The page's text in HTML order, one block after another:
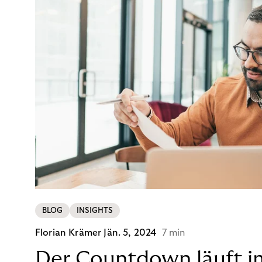
BLOG INSIGHTS
Florian Krämer Jän. 5, 2024 7 min